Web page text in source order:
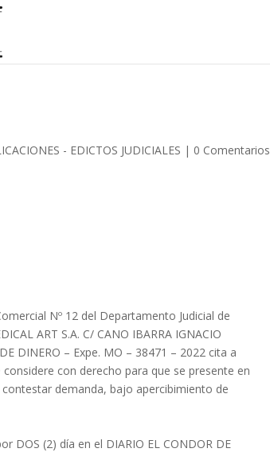
- EDICTOS JUDICIALES | 0 Comentarios
Nº 12 del Departamento Judicial de
ART S.A. C/ CANO IBARRA IGNACIO
DINERO – Expe. MO – 38471 – 2022 cita a
considere con derecho para que se presente en
demanda, bajo apercibimiento de
DOS (2) día en el DIARIO EL CONDOR DE